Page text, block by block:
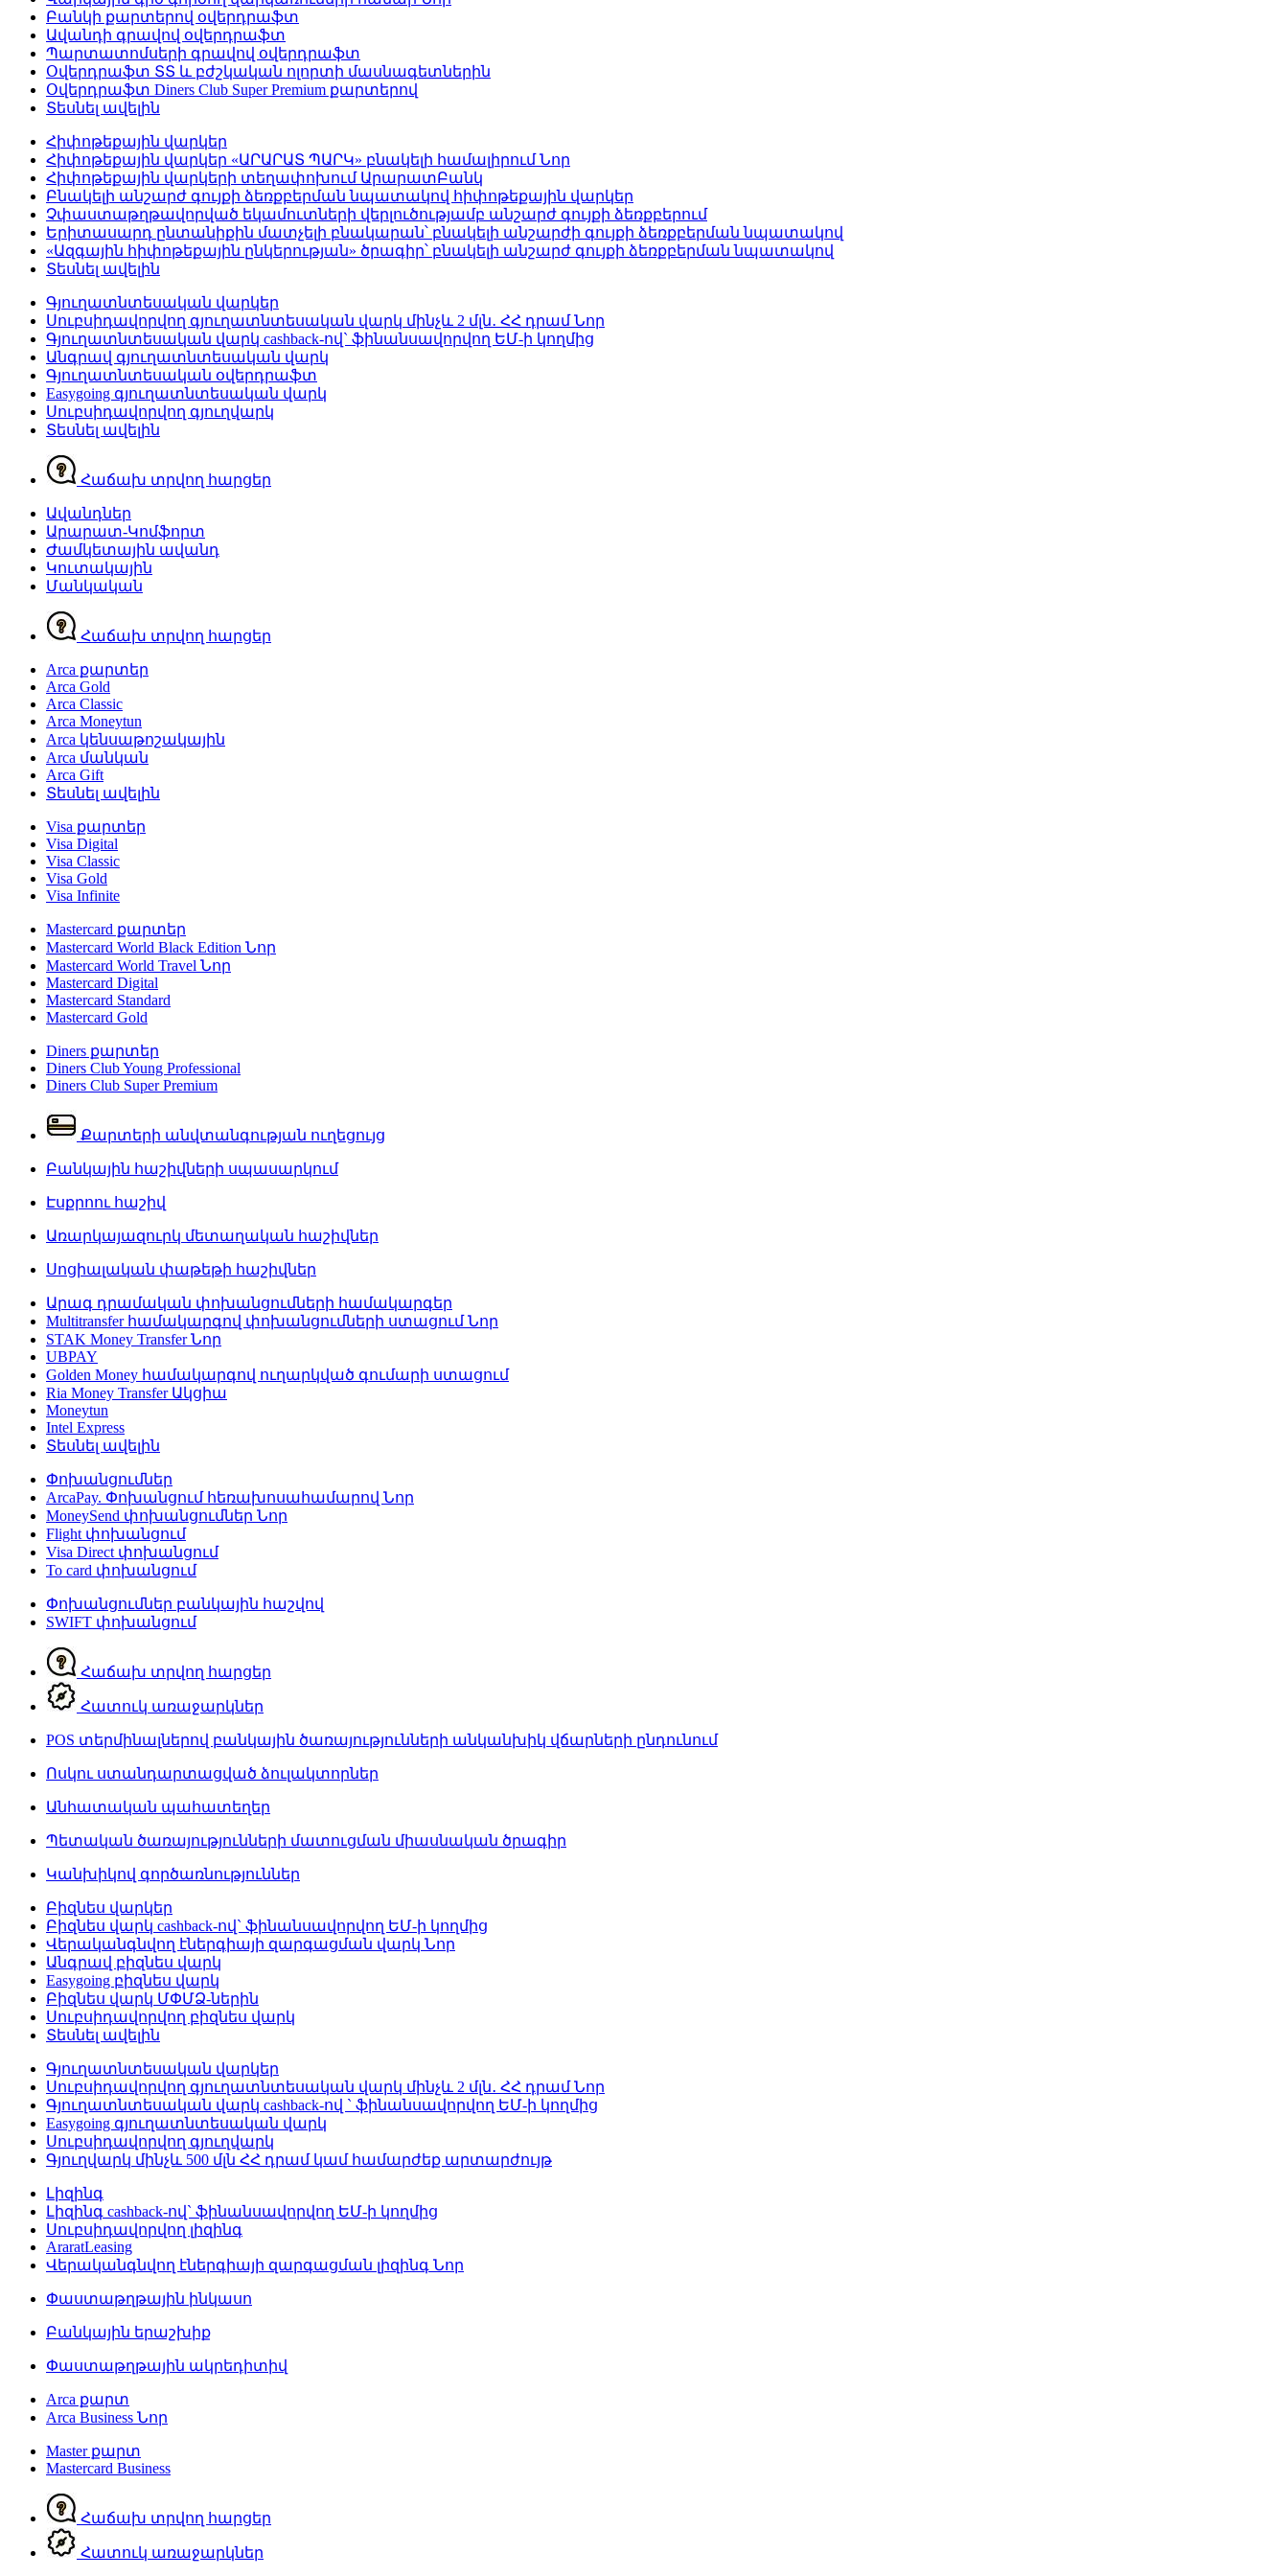
Բանկի քարտերով օվերդրաֆտ
Ավանդի գրավով օվերդրաֆտ
Պարտատոմսերի գրավով օվերդրաֆտ
Օվերդրաֆտ ՏՏ և բժշկական ոլորտի մասնագետներին
Օվերդրաֆտ Diners Club Super Premium քարտերով
Տեսնել ավելին
Հիփոթեքային վարկեր
Հիփոթեքային վարկեր «ԱՐԱՐԱՏ ՊԱՐԿ» բնակելի համալիրումՆոր
Հիփոթեքային վարկերի տեղափոխում ԱրարատԲանկ
Բնակելի անշարժ գույքի ձեռքբերման նպատակով հիփոթեքային վարկեր
Չփաստաթղթավորված եկամուտների վերլուծությամբ անշարժ գույքի ձեռքբերում
Երիտասարդ ընտանիքին մատչելի բնակարան՝ բնակելի անշարժի գույքի ձեռքբերման նպատակով
«Ազգային հիփոթեքային ընկերության» ծրագիր՝ բնակելի անշարժ գույքի ձեռքբերման նպատակով
Տեսնել ավելին
Գյուղատնտեսական վարկեր
Սուբսիդավորվող գյուղատնտեսական վարկ մինչև 2 մլն․ ՀՀ դրամՆոր
Գյուղատնտեսական վարկ cashback-ով` ֆինանսավորվող ԵՄ-ի կողմից
Անգրավ գյուղատնտեսական վարկ
Գյուղատնտեսական օվերդրաֆտ
Easygoing գյուղատնտեսական վարկ
Սուբսիդավորվող գյուղվարկ
Տեսնել ավելին
Հաճախ տրվող հարցեր
Ավանդներ
Արարատ-Կոմֆորտ
Ժամկետային ավանդ
Կուտակային
Մանկական
Հաճախ տրվող հարցեր
Arca քարտեր
Arca Gold
Arca Classic
Arca Moneytun
Arca կենսաթոշակային
Arca մանկան
Arca Gift
Տեսնել ավելին
Visa քարտեր
Visa Digital
Visa Classic
Visa Gold
Visa Infinite
Mastercard քարտեր
Mastercard World Black Edition Նոր
Mastercard World Travel Նոր
Mastercard Digital
Mastercard Standard
Mastercard Gold
Diners քարտեր
Diners Club Young Professional
Diners Club Super Premium
Քարտերի անվտանգության ուղեցույց
Բանկային հաշիվների սպասարկում
Էսքրոու հաշիվ
Առարկայազուրկ մետաղական հաշիվներ
Սոցիալական փաթեթի հաշիվներ
Արագ դրամական փոխանցումների համակարգեր
Multitransfer համակարգով փոխանցումների ստացումՆոր
STAK Money TransferՆոր
UBPAY
Golden Money համակարգով ուղարկված գումարի ստացում
Ria Money Transfer Ակցիա
Moneytun
Intel Express
Տեսնել ավելին
Փոխանցումներ
ArcaPay. Փոխանցում հեռախոսահամարով Նոր
MoneySend փոխանցումներ Նոր
Flight փոխանցում
Visa Direct փոխանցում
To card փոխանցում
Փոխանցումներ բանկային հաշվով
SWIFT փոխանցում
Հաճախ տրվող հարցեր
Հատուկ առաջարկներ
POS տերմինալներով բանկային ծառայությունների անկանխիկ վճարների ընդունում
Ոսկու ստանդարտացված ձուլակտորներ
Անհատական պահատեղեր
Պետական ծառայությունների մատուցման միասնական ծրագիր
Կանխիկով գործառնություններ
Բիզնես վարկեր
Բիզնես վարկ cashback-ով` ֆինանսավորվող ԵՄ-ի կողմից
Վերականգնվող էներգիայի զարգացման վարկ Նոր
Անգրավ բիզնես վարկ
Easygoing բիզնես վարկ
Բիզնես վարկ ՄՓՄՁ-ներին
Սուբսիդավորվող բիզնես վարկ
Տեսնել ավելին
Գյուղատնտեսական վարկեր
Սուբսիդավորվող գյուղատնտեսական վարկ մինչև 2 մլն․ ՀՀ դրամՆոր
Գյուղատնտեսական վարկ cashback-ով ` ֆինանսավորվող ԵՄ-ի կողմից
Easygoing գյուղատնտեսական վարկ
Սուբսիդավորվող գյուղվարկ
Գյուղվարկ մինչև 500 մլն ՀՀ դրամ կամ համարժեք արտարժույթ
Լիզինգ
Լիզինգ cashback-ով` ֆինանսավորվող ԵՄ-ի կողմից
Սուբսիդավորվող լիզինգ
AraratLeasing
Վերականգնվող էներգիայի զարգացման լիզինգ Նոր
Փաստաթղթային ինկասո
Բանկային երաշխիք
Փաստաթղթային ակրեդիտիվ
Arca քարտ
Arca Business Նոր
Master քարտ
Mastercard Business
Հաճախ տրվող հարցեր
Հատուկ առաջարկներ